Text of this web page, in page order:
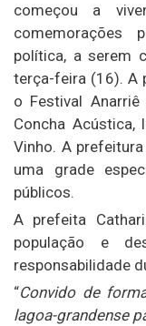
começou a
comemorações
política, a serem
terça-feira (16). A
o Festival
Concha Acústica,
Vinho. A
uma grade
públicos.
A prefeita
população e
responsabilidade
“Convido de
lagoa-grandense